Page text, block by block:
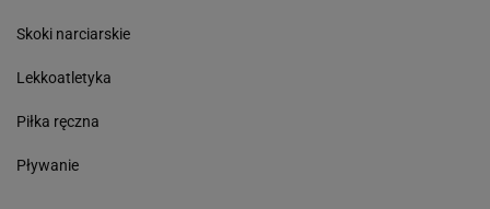
Skoki narciarskie
Lekkoatletyka
Piłka ręczna
Pływanie